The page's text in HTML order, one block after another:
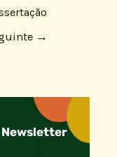
→
Newsletter